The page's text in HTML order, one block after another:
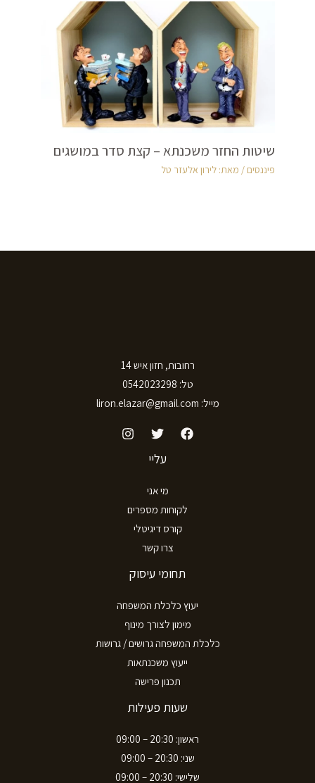
שיטות החזר משכנתא – קצת סדר במושגים
פיננסים / מאת: לירון אלעזר טל
רחובות, חזון איש 14
טל: 0542023298
מייל: liron.elazar@gmail.com
עליי
מי אני
לקוחות מספרים
קורס דיגיטלי
צרו קשר
תחומי עיסוק
יעוץ כלכלת המשפחה
מימון לצורך מינוף
כלכלת המשפחה גרושים / גרושות
ייעוץ משכנתאות
תכנון פרישה
שעות פעילות
ראשון: 20:30 – 09:00
שני: 20:30 – 09:00
שלישי: 20:30 – 09:00